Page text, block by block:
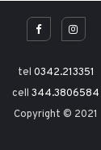
tel 0342.213351
cell 344.3806584
Copyright © 2021